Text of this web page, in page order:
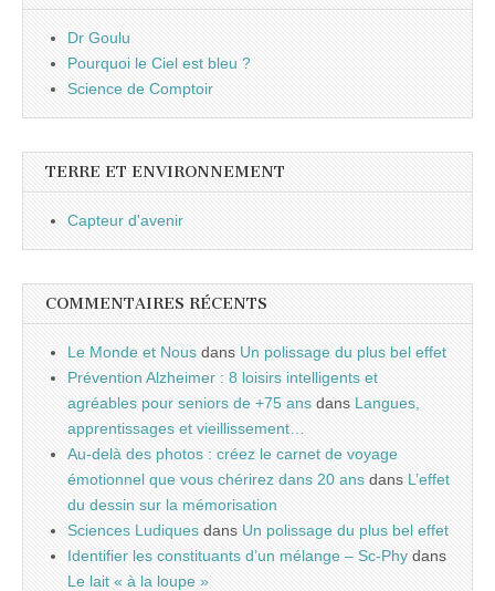
Dr Goulu
Pourquoi le Ciel est bleu ?
Science de Comptoir
TERRE ET ENVIRONNEMENT
Capteur d'avenir
COMMENTAIRES RÉCENTS
Le Monde et Nous dans Un polissage du plus bel effet
Prévention Alzheimer : 8 loisirs intelligents et
agréables pour seniors de +75 ans dans Langues,
apprentissages et vieillissement…
Au-delà des photos : créez le carnet de voyage
émotionnel que vous chérirez dans 20 ans dans L’effet
du dessin sur la mémorisation
Sciences Ludiques dans Un polissage du plus bel effet
Identifier les constituants d’un mélange – Sc-Phy dans
Le lait « à la loupe »